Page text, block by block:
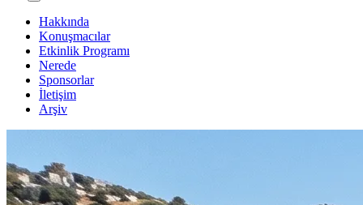
Hakkında
Konuşmacılar
Etkinlik Programı
Nerede
Sponsorlar
İletişim
Arşiv